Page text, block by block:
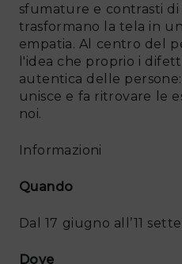
sfumature e contrasti
trasformano la tela in
empatia. Al centro del
l'idea che proprio i
autentica delle
unisce e fa ritrovare le
noi.
Informazioni
Quando
Dal 17 giugno all’11
Dove